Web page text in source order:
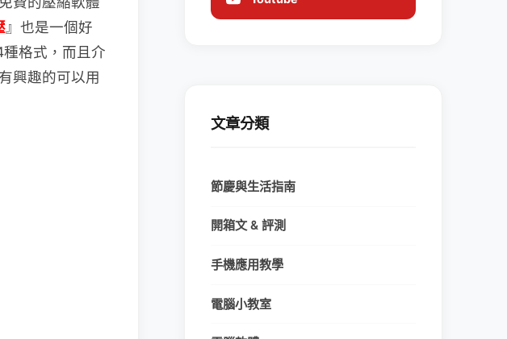
』也是一個好
格式，而且介
興趣的可以用
文章分類
節慶與生活指南
開箱文 & 評測
手機應用教學
電腦小教室